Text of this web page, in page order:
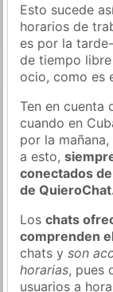
Esto sucede
horarios de
es por la
de tiempo
ocio, como es
Ten en cuenta
cuando en
por la
a esto,
conectados
de
Loschats
comprenden
chats yson
horarias, pues
usuarios a